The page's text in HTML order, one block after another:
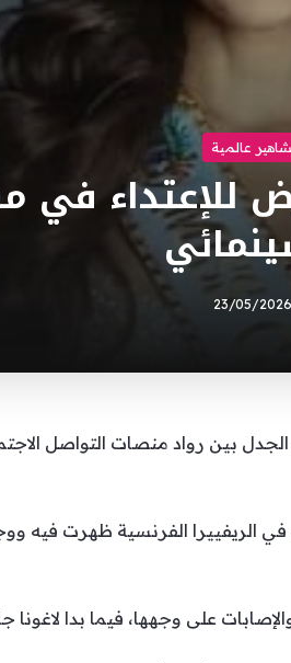
عالمية
للإعتداء في
23/05/2026
2025 أندريا ديل فال حالة من الجدل بين رواد
الريفييرا الفرنسية ظهرت فيه
على وجهها، فيما بدا لاغونا